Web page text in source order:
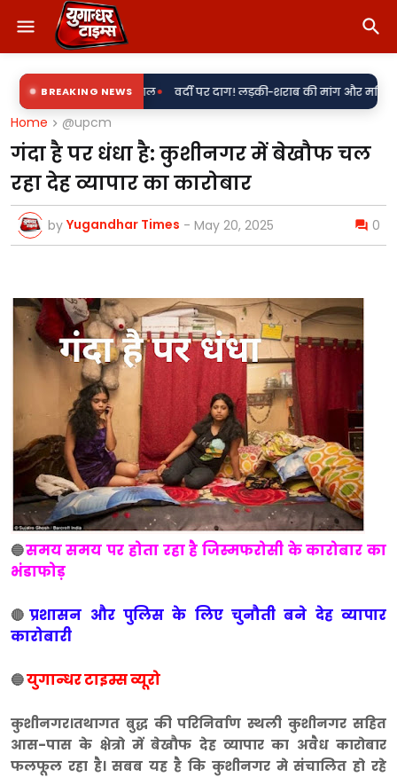
BREAKING NEWS
सवाल• वर्दी पर दाग! लड़की-शराब की मांग और महिला से बदसलूकी के आरोप में
Home @upcm
गंदा है पर धंधा है: कुशीनगर में बेखौफ चल
रहा देह व्यापार का कारोबार
by Yugandhar Times - May 20, 2025 0
🔵समय समय पर होता रहा है जिस्मफरोसी के कारोबार का
भंडाफोड़
🔴प्रशासन और पुलिस के लिए चुनौती बने देह व्यापार
कारोबारी
🔵युगान्धर टाइम्स व्यूरो
कुशीनगर।तथागत बुद्ध की परिनिर्वाण स्थली कुशीनगर सहित
आस-पास के क्षेत्रो में बेखौफ देह व्यापार का अवैध कारोबार
फलफूल रहा है। सबब यह है कि कुशीनगर मे संचालित हो रहे